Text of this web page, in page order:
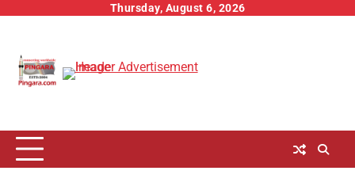
Thursday, August 6, 2026